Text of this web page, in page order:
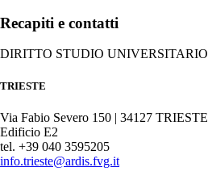
Recapiti e contatti
DIRITTO STUDIO UNIVERSITARIO
TRIESTE
Via Fabio Severo 150 | 34127 TRIESTE
Edificio E2
tel. +39 040 3595205
info.trieste@ardis.fvg.it